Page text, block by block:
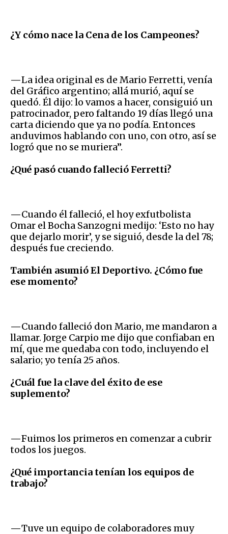
¿Y cómo nace la Cena de los Campeones?
—La idea original es de Mario Ferretti, venía
del Gráfico argentino; allá murió, aquí se
quedó. Él dijo: lo vamos a hacer, consiguió un
patrocinador, pero faltando 19 días llegó una
carta diciendo que ya no podía. Entonces
anduvimos hablando con uno, con otro, así se
logró que no se muriera”.
¿Qué pasó cuando falleció Ferretti?
—Cuando él falleció, el hoy exfutbolista
Omar el Bocha Sanzogni medijo: ‘Esto no hay
que dejarlo morir’, y se siguió, desde la del 78;
después fue creciendo.
También asumió El Deportivo. ¿Cómo fue
ese momento?
—Cuando falleció don Mario, me mandaron a
llamar. Jorge Carpio me dijo que confiaban en
mí, que me quedaba con todo, incluyendo el
salario; yo tenía 25 años.
¿Cuál fue la clave del éxito de ese
suplemento?
—Fuimos los primeros en comenzar a cubrir
todos los juegos.
¿Qué importancia tenían los equipos de
trabajo?
—Tuve un equipo de colaboradores muy